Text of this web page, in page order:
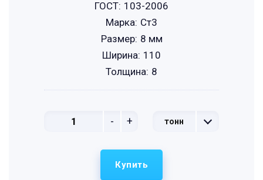
- + тонн
ГОСТ: 103-2006
Марка: Ст3
Размер: 8 мм
Ширина: 110
Толщина: 8
Купить